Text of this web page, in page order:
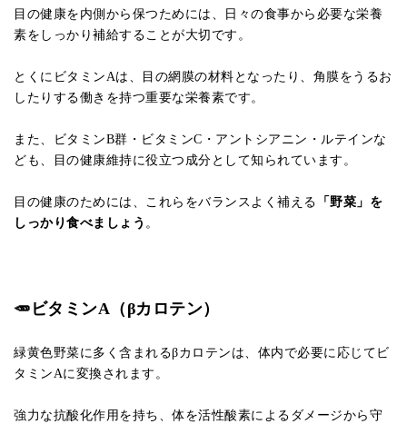
目の健康を内側から保つためには、日々の食事から必要な栄養
素をしっかり補給することが大切です。
とくにビタミンAは、目の網膜の材料となったり、角膜をうるお
したりする働きを持つ重要な栄養素です。
また、ビタミンB群・ビタミンC・アントシアニン・ルテインな
ども、目の健康維持に役立つ成分として知られています。
目の健康のためには、これらをバランスよく補える
「野菜」を
しっかり食べましょう 。
🥕ビタミンA（βカロテン）
緑黄色野菜に多く含まれるβカロテンは、体内で必要に応じてビ
タミンAに変換されます。
強力な抗酸化作用を持ち、体を活性酸素によるダメージから守